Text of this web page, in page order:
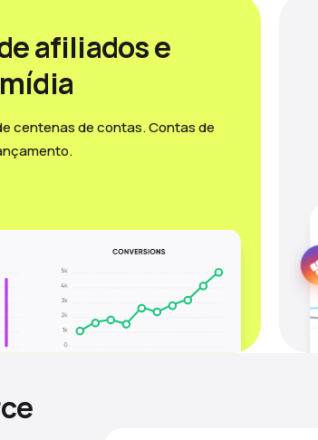
afiliados e
centenas de contas. Contas de